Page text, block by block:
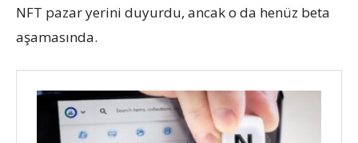
NFT pazar yerini duyurdu, ancak o da henüz beta
aşamasında.